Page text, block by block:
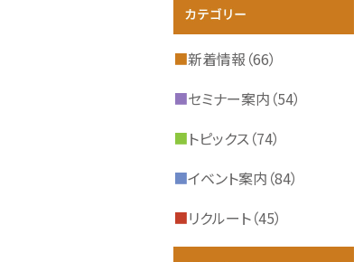
■新着情報（66）
■セミナー案内（54）
■トピックス（74）
■イベント案内（84）
■リクルート（45）